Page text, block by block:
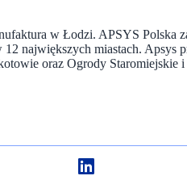
w Łodzi. APSYS Polska
największych miastach. Apsys
oraz Ogrody Staromiejskie i